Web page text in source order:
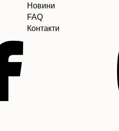
Новини
FAQ
Контакти